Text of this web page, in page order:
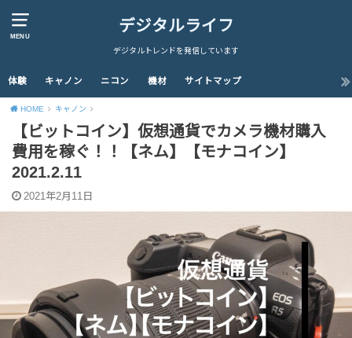
MENU
デジタルライフ
デジタルトレンドを発信しています
体験 キャノン ニコン 機材 サイトマップ
HOME キャノン
【ビットコイン】仮想通貨でカメラ機材購入
費用を稼ぐ！！【ネム】【モナコイン】
2021.2.11
2021年2月11日